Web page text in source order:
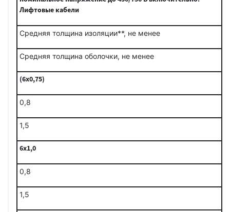
Средняя толщина изоляции**, не менее
Средняя толщина оболочки, не менее
(6x0,75)
0,8
1,5
6x1,0
0,8
1,5